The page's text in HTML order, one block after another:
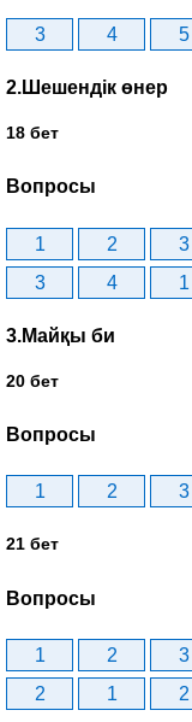
3 4 5
2.Шешендік өнер
18 бет
Вопросы
1 2 3
3
4 1
3.Майқы би
20 бет
Вопросы
1 2 3
21 бет
Вопросы
1 2 3
2
1 2